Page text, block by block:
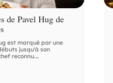
de Pavel Hug de
est marqué par une
jusqu'à son
reconnu.…